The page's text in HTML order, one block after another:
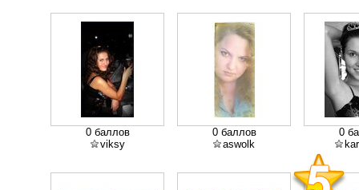
0 баллов
viksy
0 баллов
aswolk
0